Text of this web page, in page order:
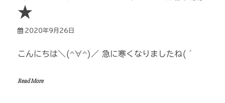
★
2020年9月26日
こんにちは＼(^∀^)／ 急に寒くなりましたね(´
Read More